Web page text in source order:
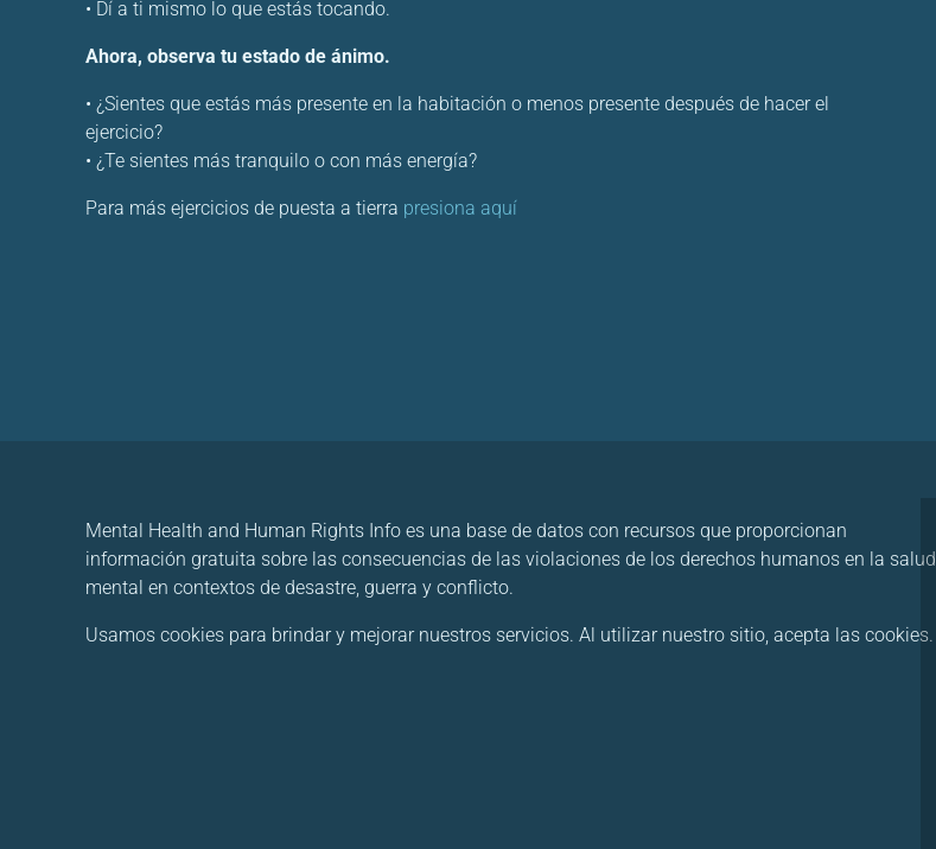
• Dí a ti mismo lo que estás tocando.
Ahora, observa tu estado de ánimo.
• ¿Sientes que estás más presente en la habitación o menos presente después de hacer el
ejercicio?
• ¿Te sientes más tranquilo o con más energía?
Para más ejercicios de puesta a tierra presiona aquí
Mental Health and Human Rights Info es una base de datos con recursos que proporcionan
información gratuita sobre las consecuencias de las violaciones de los derechos humanos en la salud
mental en contextos de desastre, guerra y conflicto.
Usamos cookies para brindar y mejorar nuestros servicios. Al utilizar nuestro sitio, acepta las cookies.